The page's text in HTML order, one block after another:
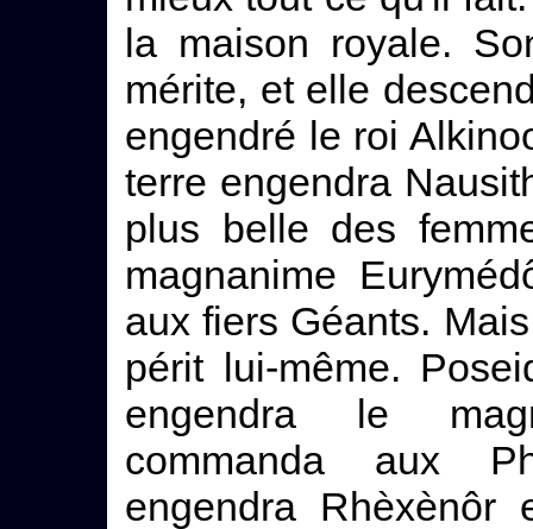
la maison royale.
mérite, et elle
engendré le roi
terre engendra
plus belle des
magnanime
aux fiers Géants.
périt lui-même.
engendra le
commanda aux
engendra Rhèxènôr